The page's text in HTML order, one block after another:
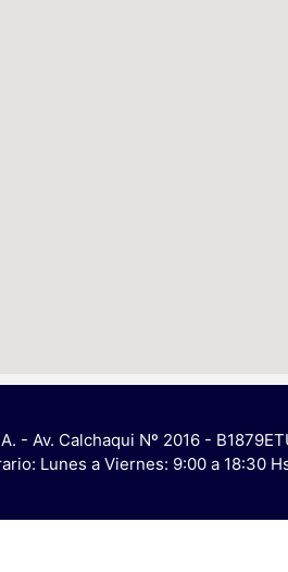
- Av. Calchaqui Nº 2016 -
Lunes a Viernes: 9:00 a 18:30